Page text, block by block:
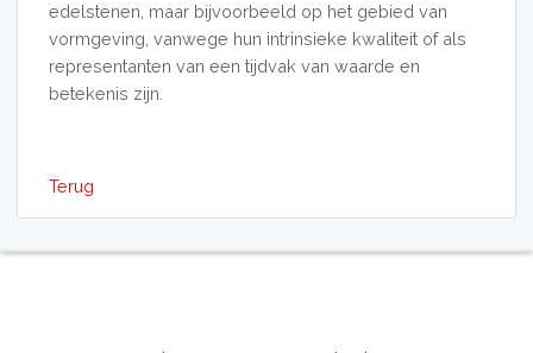
edelstenen, maar bijvoorbeeld op het gebied van
vormgeving, vanwege hun intrinsieke kwaliteit of als
representanten van een tijdvak van waarde en
betekenis zijn.
Terug